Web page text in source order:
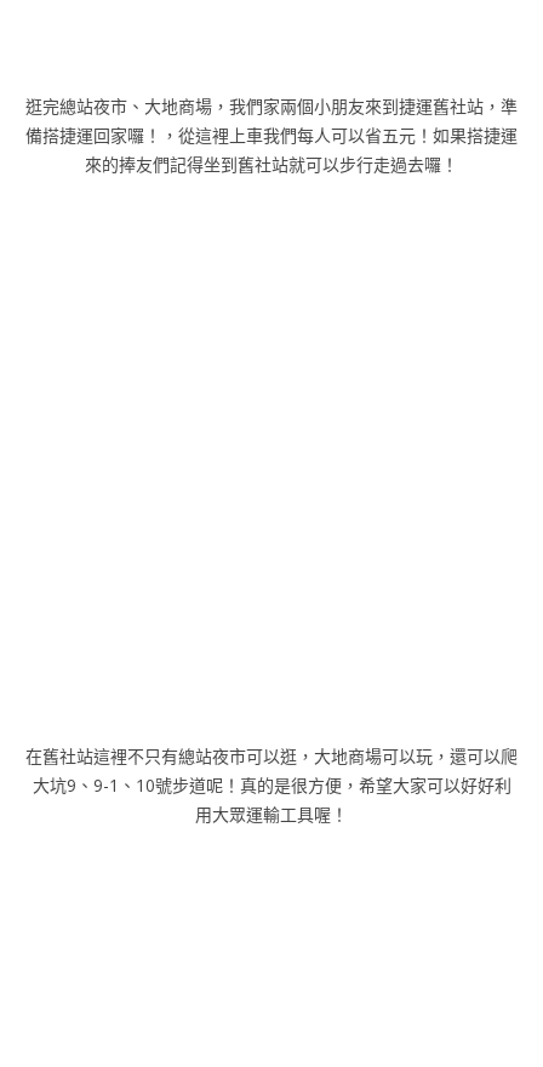
逛完總站夜市、大地商場，我們家兩個小朋友來到捷運舊社站，準
備搭捷運回家囉！，從這裡上車我們每人可以省五元！如果搭捷運
來的捧友們記得坐到舊社站就可以步行走過去囉！
在舊社站這裡不只有總站夜市可以逛，大地商場可以玩，還可以爬
大坑9、9-1、10號步道呢！真的是很方便，希望大家可以好好利
用大眾運輸工具喔！